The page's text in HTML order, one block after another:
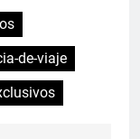
de-viaje